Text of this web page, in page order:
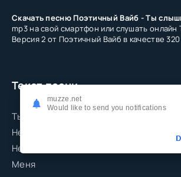
Скачать песню Поэтичный Вайб - Ты
mp3 на свой смартфон или слушать
Версия 2 от Поэтичный Вайб в качестве
Текст песни
Ты слышишь?
Нет. Ты не слышишь.
Не хочешь —
Меня
muzze.net
Would like to send you notifications